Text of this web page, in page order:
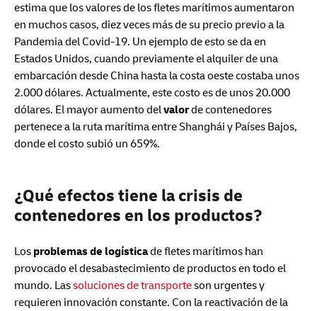
estima que los valores de los fletes marítimos aumentaron
en muchos casos, diez veces más de su precio previo a la
Pandemia del Covid-19. Un ejemplo de esto se da en
Estados Unidos, cuando previamente el alquiler de una
embarcación desde China hasta la costa oeste costaba unos
2.000 dólares. Actualmente, este costo es de unos 20.000
dólares. El mayor aumento delvalorde contenedores
pertenece a la ruta marítima entre Shanghái y Países Bajos,
donde el costo subió un 659%.
¿Qué efectos tiene la crisis de
contenedores en los productos?
Los problemas de logísticade fletes marítimos han
provocado el desabastecimiento de productos en todo el
mundo. Lassoluciones de transporteson urgentes y
requieren innovación constante. Con la reactivación de la